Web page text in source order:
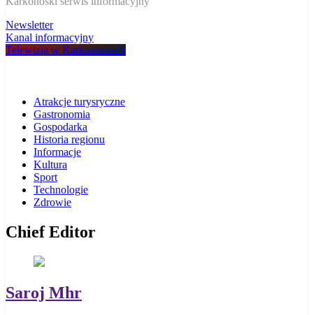
Newsletter
Kanal informacyjny
Telewizja w Karkonoszach
Atrakcje turysryczne
Gastronomia
Gospodarka
Historia regionu
Informacje
Kultura
Sport
Technologie
Zdrowie
Chief Editor
Saroj Mhr